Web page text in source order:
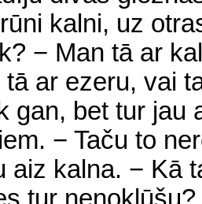
kalni, uz
− Man tā ar
tā ar ezeru, vai
gan, bet tur jau
− Taču to
aiz kalna. − Kā